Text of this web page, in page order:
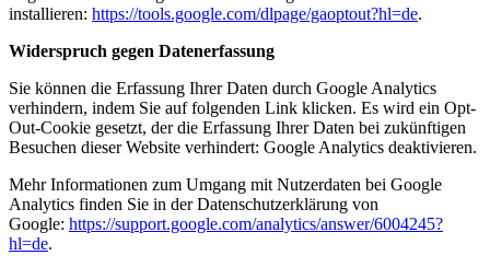
installieren: https://tools.google.com/dlpage/gaoptout?hl=de.
Widerspruch gegen Datenerfassung
Sie können die Erfassung Ihrer Daten durch Google Analytics
verhindern, indem Sie auf folgenden Link klicken. Es wird ein Opt-
Out-Cookie gesetzt, der die Erfassung Ihrer Daten bei zukünftigen
Besuchen dieser Website verhindert: Google Analytics deaktivieren.
Mehr Informationen zum Umgang mit Nutzerdaten bei Google
Analytics finden Sie in der Datenschutzerklärung von
Google: https://support.google.com/analytics/answer/6004245?
hl=de.